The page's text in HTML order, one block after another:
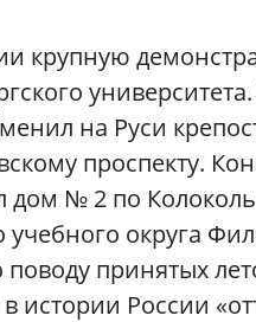
крупную
на Руси
проспекту.
дом № 2 по
учебного округа
принятых
истории России